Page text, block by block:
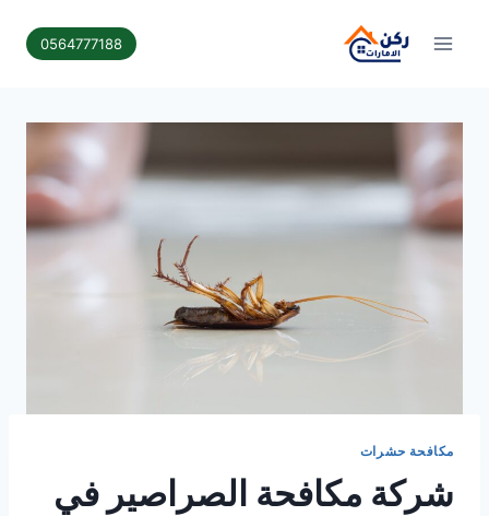
0564777188
مكافحة حشرات
شركة مكافحة الصراصير في